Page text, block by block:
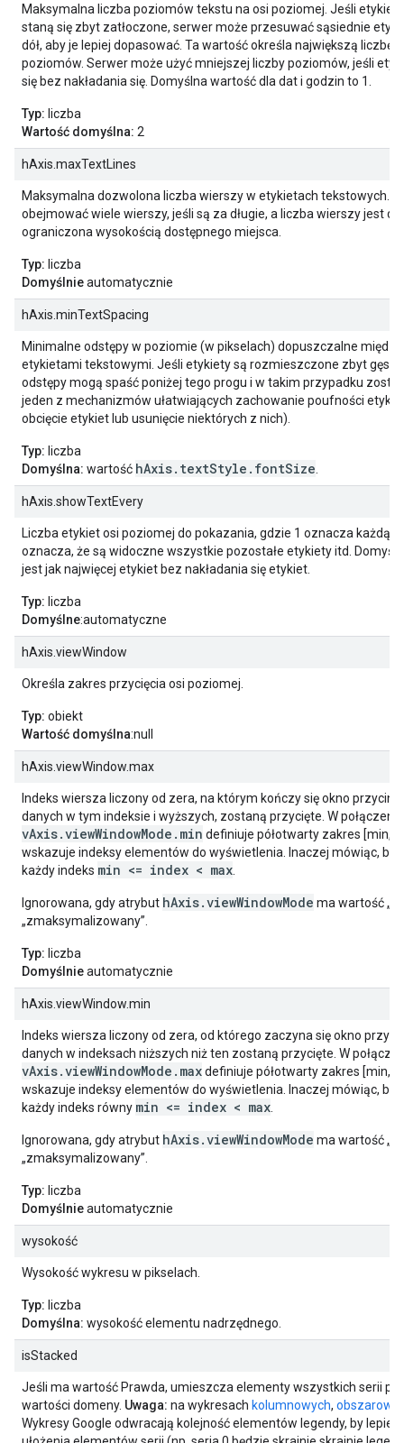
Maksymalna liczba poziomów tekstu na osi poziomej. Jeśli
staną się zbyt zatłoczone, serwer może przesuwać sąsiednie
dół, aby je lepiej dopasować. Ta wartość określa największą liczbę
poziomów. Serwer może użyć mniejszej liczby poziomów, jeśli
się bez nakładania się. Domyślna wartość dla dat i godzin to 1.
Typ: liczba
Wartość domyślna: 2
hAxis.maxTextLines
Maksymalna dozwolona liczba wierszy w etykietach tekstowych.
obejmować wiele wierszy, jeśli są za długie, a liczba wierszy jest
ograniczona wysokością dostępnego miejsca.
Typ: liczba
Domyślnieautomatycznie
hAxis.minTextSpacing
Minimalne odstępy w poziomie (w pikselach) dopuszczalne między
etykietami tekstowymi. Jeśli etykiety są rozmieszczone zbyt gęsto
odstępy mogą spaść poniżej tego progu i w takim przypadku
jeden z mechanizmów ułatwiających zachowanie poufności
obcięcie etykiet lub usunięcie niektórych z nich).
Typ: liczba
Domyślna: wartość hAxis.textStyle.fontSize
hAxis.showTextEvery
Liczba etykiet osi poziomej do pokazania, gdzie 1 oznacza każdą
oznacza, że są widoczne wszystkie pozostałe etykiety itd.
jest jak najwięcej etykiet bez nakładania się etykiet.
Typ: liczba
Domyślne:automatyczne
hAxis.viewWindow
Określa zakres przycięcia osi poziomej.
Typ: obiekt
Wartość domyślna:null
hAxis.viewWindow.max
Indeks wiersza liczony od zera, na którym kończy się okno
danych w tym indeksie i wyższych, zostaną przycięte. W
vAxis.viewWindowMode.min definiuje półotwarty zakres [min,
wskazuje indeksy elementów do wyświetlenia. Inaczej mówiąc,
każdy indeks min <= index < max
Ignorowana, gdy atrybut hAxis.viewWindowMode ma wartość
„zmaksymalizowany”.
Typ: liczba
Domyślnieautomatycznie
hAxis.viewWindow.min
Indeks wiersza liczony od zera, od którego zaczyna się okno
danych w indeksach niższych niż ten zostaną przycięte. W
vAxis.viewWindowMode.maxdefiniuje półotwarty zakres [min,
wskazuje indeksy elementów do wyświetlenia. Inaczej mówiąc,
każdy indeks równy min <= index < max
Ignorowana, gdy atrybut hAxis.viewWindowMode ma wartość
„zmaksymalizowany”.
Typ: liczba
Domyślnieautomatycznie
wysokość
Wysokość wykresu w pikselach.
Typ: liczba
Domyślna: wysokość elementu nadrzędnego.
isStacked
Jeśli ma wartość Prawda, umieszcza elementy wszystkich serii
wartości domeny. Uwaga: na wykresach kolumnowych,
Wykresy Google odwracają kolejność elementów legendy, by lepiej